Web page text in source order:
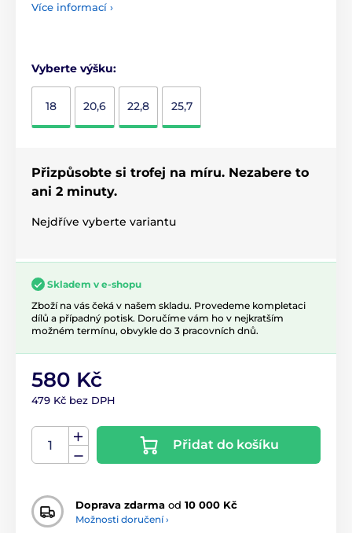
Více informací ›
Vyberte výšku:
18 20,6 22,8 25,7
Přizpůsobte si trofej na míru. Nezabere to
ani 2 minuty.
Nejdříve vyberte variantu
Skladem v e-shopu
Zboží na vás čeká v našem skladu. Provedeme kompletaci
dílů a případný potisk. Doručíme vám ho v nejkratším
možném termínu, obvykle do 3 pracovních dnů.
580 Kč
479 Kč bez DPH
Přidat do košíku
Doprava zdarma od 10 000 Kč
Možnosti doručení ›